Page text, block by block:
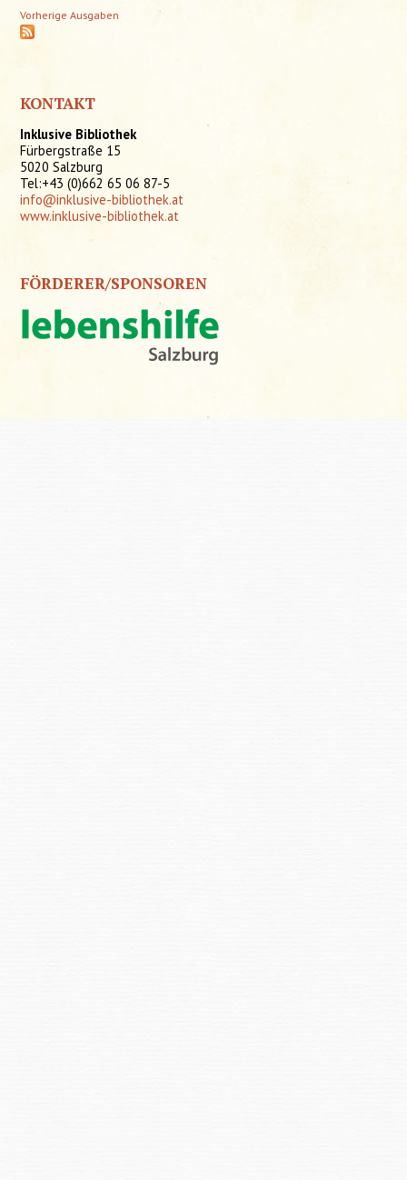
Vorherige Ausgaben
KONTAKT
Inklusive Bibliothek
Fürbergstraße 15
5020 Salzburg
Tel:+43 (0)662 65 06 87-5
info@inklusive-bibliothek.at
www.inklusive-bibliothek.at
FÖRDERER/SPONSOREN